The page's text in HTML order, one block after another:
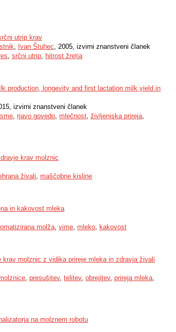
utrip krav
, Ivan Štuhec, 2005, izvirni znanstveni članek
, srčni utrip, hitrost žretja
production, longevity and first lactation milk yield in
izvirni znanstveni članek
, rjavo govedo, mlečnost, življenjska prireja,
krav molznic
živali, maščobne kisline
in kakovost mleka
molža, vime, mleko, kakovost
molznic z vidika prireje mleka in zdravja živali
, presušitev, telitev, obrejitev, prireja mleka,
na molznem robotu